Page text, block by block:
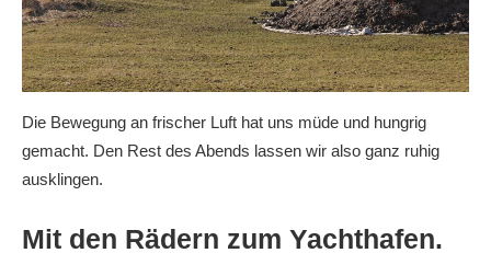
Die Bewegung an frischer Luft hat uns müde und hungrig
gemacht. Den Rest des Abends lassen wir also ganz ruhig
ausklingen.
Mit den Rädern zum Yachthafen.